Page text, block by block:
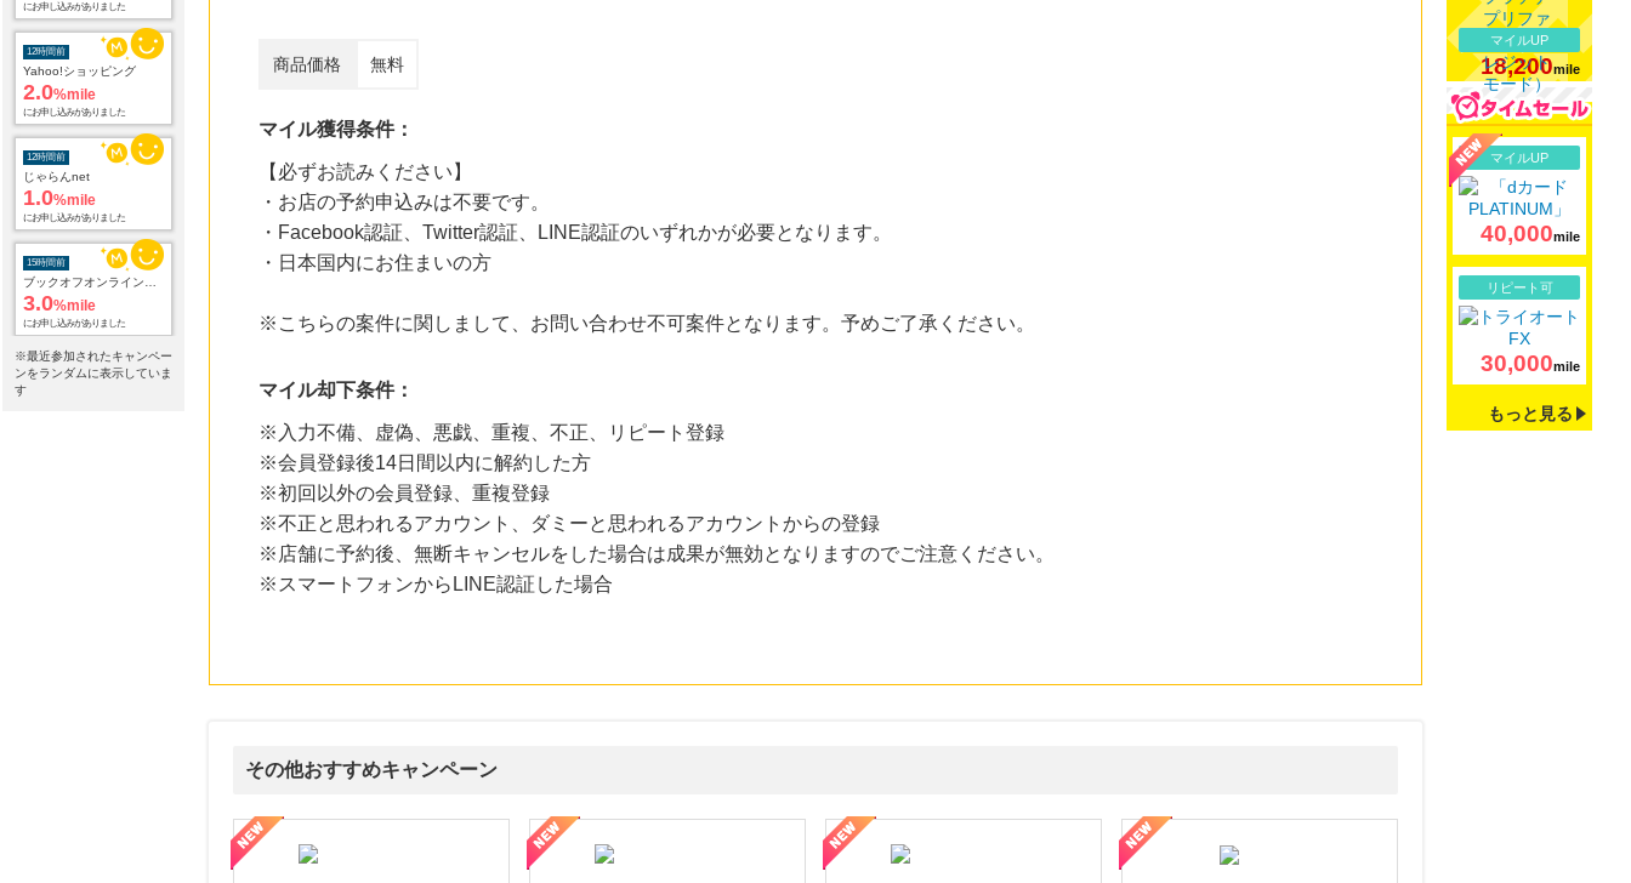
にお申し込みがありました
12時間前
Yahoo!ショッピング
2.0%mile
にお申し込みがありました
12時間前
じゃらんnet
1.0%mile
にお申し込みがありました
15時間前
3.0%mile
にお申し込みがありました
5時間前
楽天市場
※最近参加されたキャンペー
ンをランダムに表示していま
す
商品価格 無料
マイル獲得条件：
【必ずお読みください】
・お店の予約申込みは不要です。
・Facebook認証、Twitter認証、LINE認証のいずれかが必要となります。
・日本国内にお住まいの方
※こちらの案件に関しまして、お問い合わせ不可案件となります。予めご了承ください。
マイル却下条件：
※入力不備、虚偽、悪戯、重複、不正、リピート登録
※会員登録後14日間以内に解約した方
※初回以外の会員登録、重複登録
※不正と思われるアカウント、ダミーと思われるアカウントからの登録
※店舗に予約後、無断キャンセルをした場合は成果が無効となりますのでご注意ください。
※スマートフォンからLINE認証した場合
その他おすすめキャンペーン
創業40余年の割烹料亭千賀監修【おせちの千賀屋】おもてなし参道本店SBI新生銀行「口座開設」
マイルUP
18,200mile
マイルUP
40,000mile
リピート可
30,000mile
もっと見る